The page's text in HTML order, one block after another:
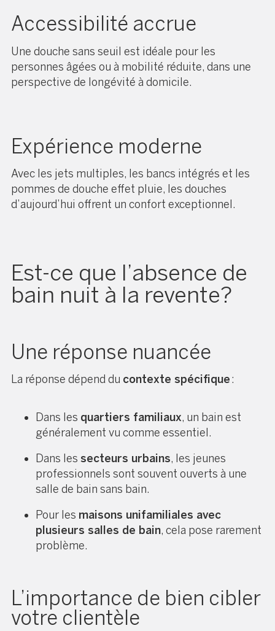
Accessibilité accrue
Une douche sans seuil est idéale pour les
personnes âgées ou à mobilité réduite, dans une
perspective de longévité à domicile.
Expérience moderne
Avec les jets multiples, les bancs intégrés et les
pommes de douche effet pluie, les douches
d’aujourd’hui offrent un confort exceptionnel.
Est-ce que l’absence de
bain nuit à la revente?
Une réponse nuancée
La réponse dépend du contexte spécifique:
Dans les quartiers familiaux, un bain est
généralement vu comme essentiel.
Dans les secteurs urbains, les jeunes
professionnels sont souvent ouverts à une
salle de bain sans bain.
Pour les maisons unifamiliales avec
plusieurs salles de bain, cela pose rarement
problème.
L’importance de bien cibler
votre clientèle